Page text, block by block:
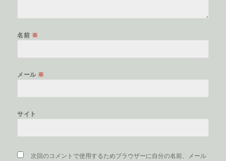
名前 ※
メール ※
サイト
次回のコメントで使用するためブラウザーに自分の名前、メール